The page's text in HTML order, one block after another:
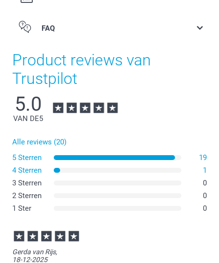
FAQ
Product reviews van
Trustpilot
5.0
VAN DE5
Alle reviews (20)
5 Sterren
19
4 Sterren
1
3 Sterren
0
2 Sterren
0
1 Ster
0
Gerda van Rijs,
18-12-2025